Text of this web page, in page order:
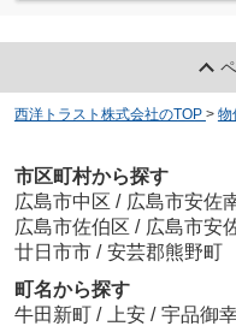
西洋トラスト株式会社のTOP > 物
市区町村から探す
広島市中区 / 広島市安佐
広島市佐伯区 / 広島市安
廿日市市 / 安芸郡熊野町
町名から探す
牛田新町 / 上安 / 宇品御